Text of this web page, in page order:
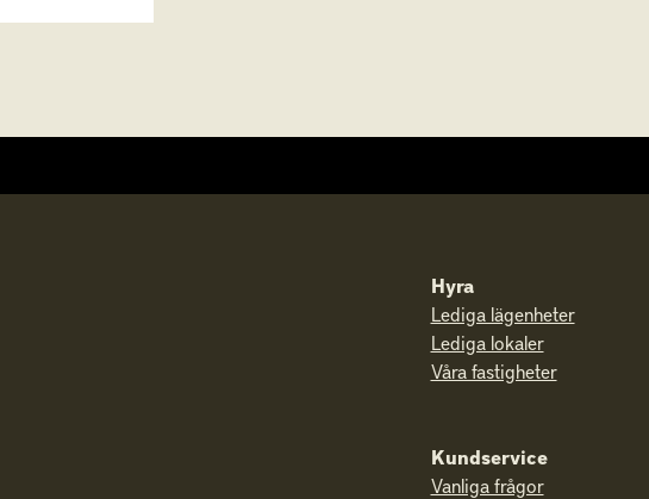
Hyra
Lediga lägenheter
Lediga lokaler
Våra fastigheter
Kundservice
Vanliga frågor